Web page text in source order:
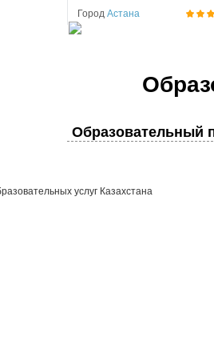
Город Астана
Образовательный
услуг Казахстана